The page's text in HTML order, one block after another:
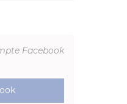
Facebook